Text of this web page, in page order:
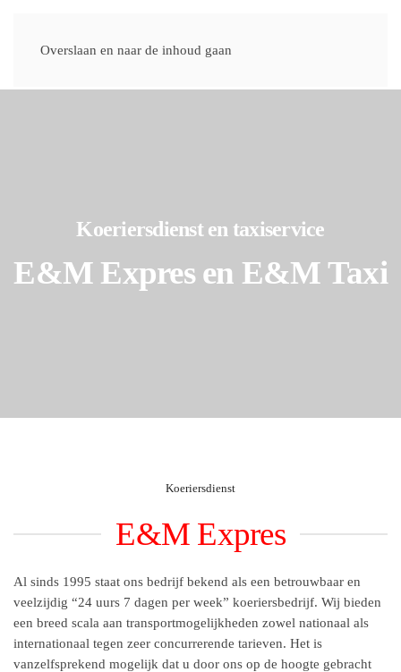
Overslaan en naar de inhoud gaan
Koeriersdienst en taxiservice
E&M Expres en E&M Taxi
Koeriersdienst
E&M Expres
Al sinds 1995 staat ons bedrijf bekend als een betrouwbaar en
veelzijdig “24 uurs 7 dagen per week” koeriersbedrijf. Wij bieden
een breed scala aan transportmogelijkheden zowel nationaal als
internationaal tegen zeer concurrerende tarieven. Het is
vanzelfsprekend mogelijk dat u door ons op de hoogte gebracht